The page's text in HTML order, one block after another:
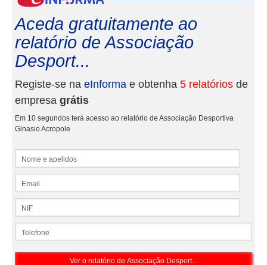
Aceda gratuitamente ao
relatório de Associação
Desport...
Registe-se na eInforma e obtenha 5 relatórios de
empresa grátis
Em 10 segundos terá acesso ao relatório de Associação Desportiva
Ginasio Acropole